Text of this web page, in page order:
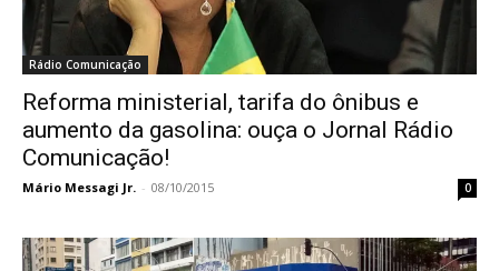
Rádio Comunicação
Reforma ministerial, tarifa do ônibus e
aumento da gasolina: ouça o Jornal Rádio
Comunicação!
Mário Messagi Jr. - 08/10/2015 0